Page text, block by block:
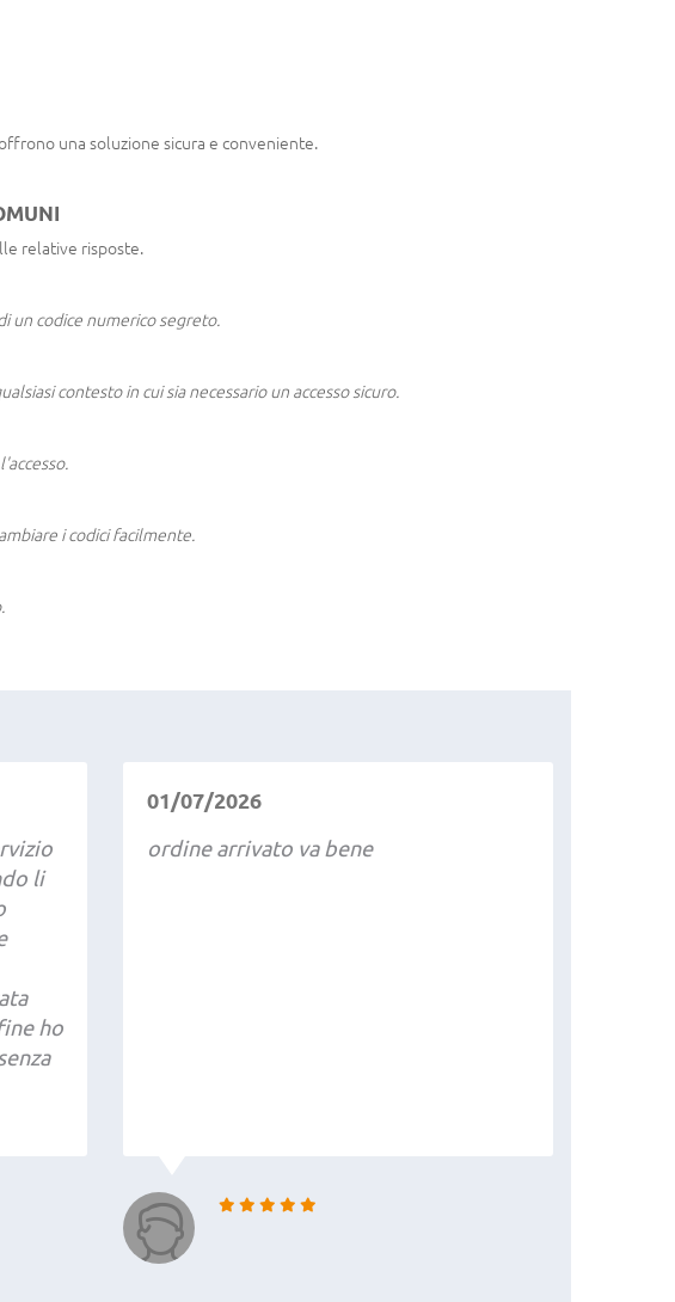
una soluzione sicura e conveniente.
relative risposte.
un codice numerico segreto.
contesto in cui sia necessario un accesso sicuro.
i codici facilmente.
li
ho
01/07/2026
ordine arrivato va bene